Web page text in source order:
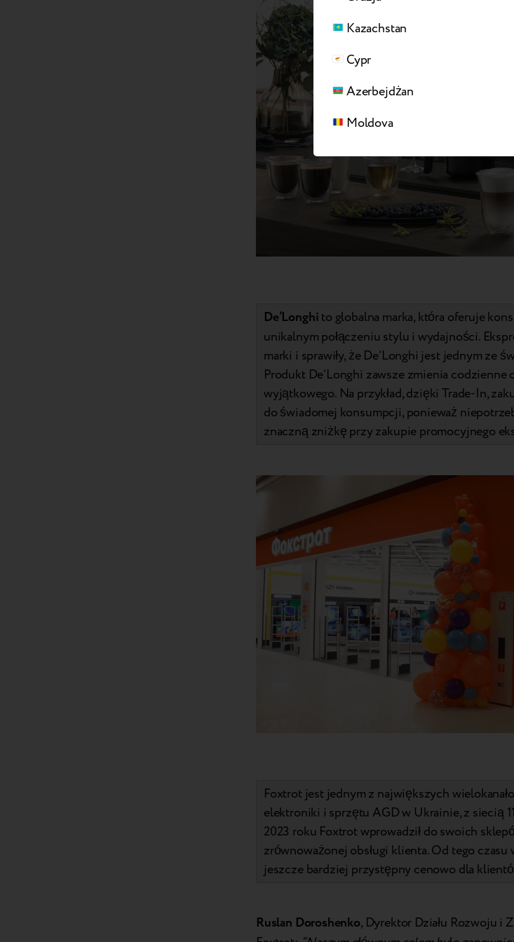
De’Longhi to globalna marka, która oferuje
unikalnym połączeniu stylu i wydajności.
marki i sprawiły, że De’Longhi jest jednym ze
Produkt De’Longhi zawsze zmienia
wyjątkowego. Na przykład, dzięki Trade-In,
do świadomej konsumpcji, ponieważ
znaczną zniżkę przy zakupie promocyjnego
Foxtrot jest jednym z największych
elektroniki i sprzętu AGD w Ukrainie, z siecią
2023 roku Foxtrot wprowadził do swoich
zrównoważonej obsługi klienta. Od tego
jeszcze bardziej przystępny cenowo dla
Ruslan Doroshenko, Dyrektor Działu Rozwoju i
Kazachstan
Cypr
Azerbejdżan
Moldova